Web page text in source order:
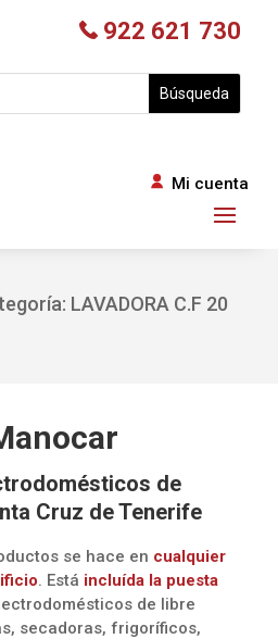
922 621 730
Mi cuenta
LAVADORA C.F 20
de
Cruz de Tenerife
se hace en cualquier
. Está incluída la puesta
de libre
secadoras, frigoríficos,